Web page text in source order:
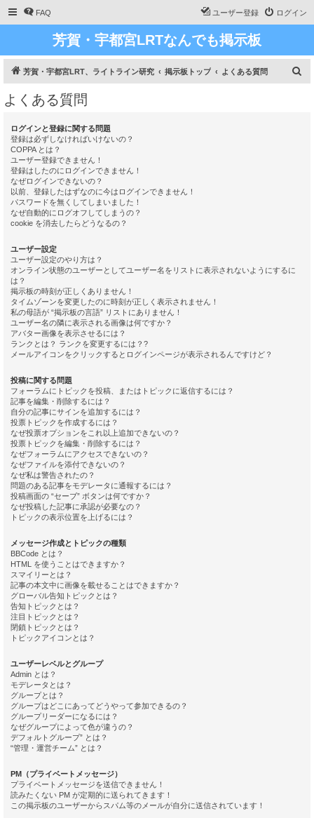
FAQ ログイン
ユーザー登録
芳賀・宇都宮LRTなんでも掲示板
芳賀・宇都宮LRT、ライトライン研究 掲示板トップ よくある質問
よくある質問
ログインと登録に関する問題
登録は必ずしなければいけないの？
COPPA とは？
ユーザー登録できません！
登録はしたのにログインできません！
なぜログインできないの？
以前、登録したはずなのに今はログインできません！
パスワードを無くしてしまいました！
なぜ自動的にログオフしてしまうの？
cookie を消去したらどうなるの？
ユーザー設定
ユーザー設定のやり方は？
オンライン状態のユーザーとしてユーザー名をリストに表示されないようにするに
は？
掲示板の時刻が正しくありません！
タイムゾーンを変更したのに時刻が正しく表示されません！
私の母語が “掲示板の言語” リストにありません！
ユーザー名の隣に表示される画像は何ですか？
アバター画像を表示させるには？
ランクとは？ ランクを変更するには？?
メールアイコンをクリックするとログインページが表示されるんですけど？
投稿に関する問題
フォーラムにトピックを投稿、またはトピックに返信するには？
記事を編集・削除するには？
自分の記事にサインを追加するには？
投票トピックを作成するには？
なぜ投票オプションをこれ以上追加できないの？
投票トピックを編集・削除するには？
なぜフォーラムにアクセスできないの？
なぜファイルを添付できないの？
なぜ私は警告されたの？
問題のある記事をモデレータに通報するには？
投稿画面の “セーブ” ボタンは何ですか？
なぜ投稿した記事に承認が必要なの？
トピックの表示位置を上げるには？
メッセージ作成とトピックの種類
BBCode とは？
HTML を使うことはできますか？
スマイリーとは？
記事の本文中に画像を載せることはできますか？
グローバル告知トピックとは？
告知トピックとは？
注目トピックとは？
閉鎖トピックとは？
トピックアイコンとは？
ユーザーレベルとグループ
Admin とは？
モデレータとは？
グループとは？
グループはどこにあってどうやって参加できるの？
グループリーダーになるには？
なぜグループによって色が違うの？
デフォルトグループ” とは？
“管理・運営チーム” とは？
PM（プライベートメッセージ）
プライベートメッセージを送信できません！
読みたくない PM が定期的に送られてきます！
この掲示板のユーザーからスパム等のメールが自分に送信されています！